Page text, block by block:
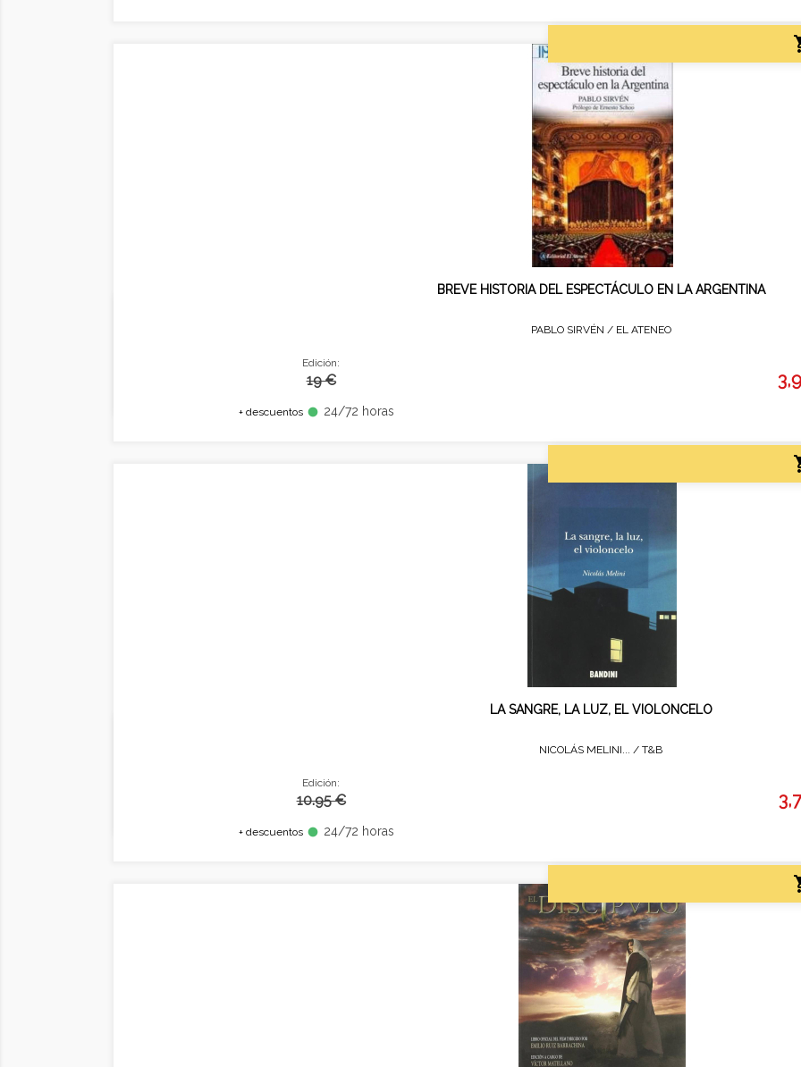
BREVE HISTORIA DEL ESPECTÁCULO EN LA ARGENTINA
PABLO SIRVÉN / EL ATENEO
Edición:
19 €
+ descuentos fiber_manual_record 24/72 horas
LA SANGRE, LA LUZ, EL VIOLONCELO
NICOLÁS MELINI... / T&B
Edición:
10.95 €
+ descuentos fiber_manual_record 24/72 horas